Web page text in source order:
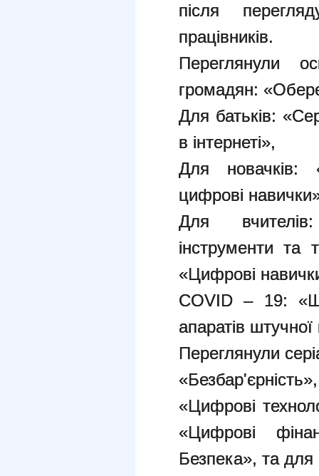
після
працівників.
Переглянули
громадян:
Для батьків:
в інтернеті»,
Для новачків:
цифрові
Для
інструменти та
«Цифрові
COVID – 19:
апаратів штучної
Переглянули
«Цифрові
«Цифрові
Безпека», та для